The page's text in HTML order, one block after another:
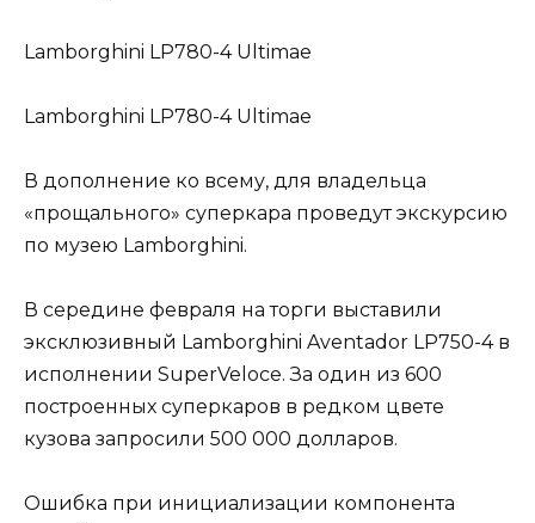
Lamborghini LP780-4 Ultimae
Lamborghini LP780-4 Ultimae
В дополнение ко всему, для владельца
«прощального» суперкара проведут экскурсию
по музею Lamborghini.
В середине февраля на торги выставили
эксклюзивный Lamborghini Aventador LP750-4 в
исполнении SuperVelocе. За один из 600
построенных суперкаров в редком цвете
кузова запросили 500 000 долларов.
Ошибка при инициализации компонента